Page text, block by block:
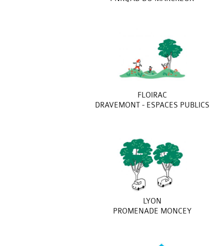
FLOIRAC
DRAVEMONT - ESPACES PUBLICS
LYON
PROMENADE MONCEY